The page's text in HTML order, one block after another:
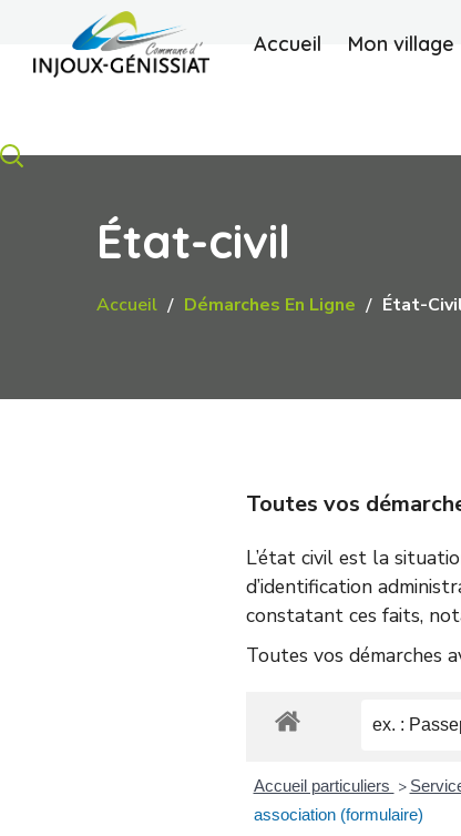
Accueil Mon village
État-civil
Accueil Démarches En Ligne État-
Toutes vos
L’état civil est la
d’identification
constatant ces faits,
Toutes vos démarches
Accueil particuliers >
association (formulaire)